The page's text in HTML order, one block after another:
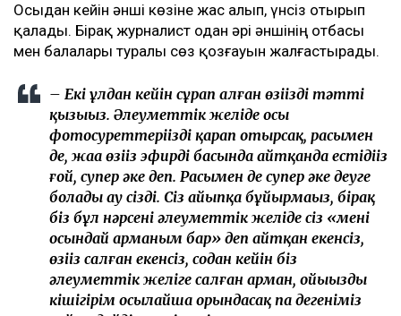
Осыдан кейін әнші көзіне жас алып, үнсіз отырып
қалады. Бірақ журналист одан әрі әншінің отбасы
мен балалары туралы сөз қозғауын жалғастырады.
– Екі ұлдан кейін сұрап алған өзіңіздің тәтті
қызыңыз. Әлеуметтік желіде осы
фотосуреттеріңізді қарап отырсақ, расымен
де, жаңа өзіңіз эфирдің басында айтқанда естідіңіз
ғой, супер әке деп. Расымен де супер әке деуге
болады ау сізді. Сіз айыпқа бұйырмаңыз, бірақ
біз бұл нәрсені әлеуметтік желіде сіз «менің
осындай арманым бар» деп айтқан екенсіз,
өзіңіз салған екенсіз, содан кейін біз
әлеуметтік желіге салған арман, ойыңызды
кішігірім осылайша орындасақ па дегеніміз